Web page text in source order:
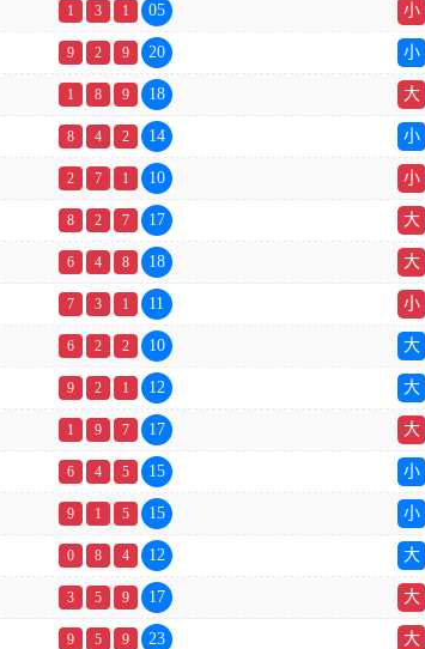
1 3 1 05 小
9 2 9 20 小
1 8 9 18 大
8 4 2 14 小
2 7 1 10 小
8 2 7 17 大
6 4 8 18 大
7 3 1 11 小
6 2 2 10 大
9 2 1 12 大
1 9 7 17 大
6 4 5 15 小
9 1 5 15 小
0 8 4 12 大
3 5 9 17 大
9 5 9 23 大